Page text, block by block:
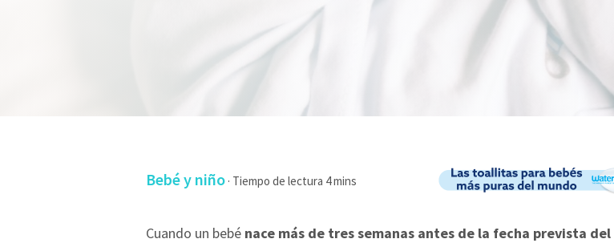
Bebé y niño ·
Cuando un bebé nace más de tres semanas antes de la fecha prevista del